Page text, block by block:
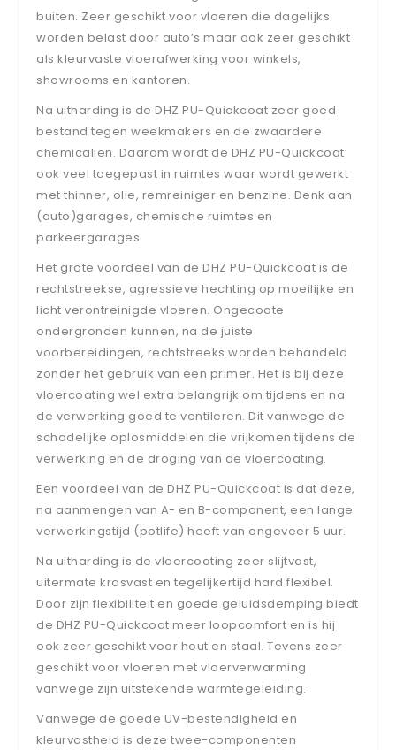
buiten. Zeer geschikt voor vloeren die dagelijks
worden belast door auto’s maar ook zeer geschikt
als kleurvaste vloerafwerking voor winkels,
showrooms en kantoren.
Na uitharding is de DHZ PU-Quickcoat zeer goed
bestand tegen weekmakers en de zwaardere
chemicaliën. Daarom wordt de DHZ PU-Quickcoat
ook veel toegepast in ruimtes waar wordt gewerkt
met thinner, olie, remreiniger en benzine. Denk aan
(auto)garages, chemische ruimtes en
parkeergarages.
Het grote voordeel van de DHZ PU-Quickcoat is de
rechtstreekse, agressieve hechting op moeilijke en
licht verontreinigde vloeren. Ongecoate
ondergronden kunnen, na de juiste
voorbereidingen, rechtstreeks worden behandeld
zonder het gebruik van een primer. Het is bij deze
vloercoating wel extra belangrijk om tijdens en na
de verwerking goed te ventileren. Dit vanwege de
schadelijke oplosmiddelen die vrijkomen tijdens de
verwerking en de droging van de vloercoating.
Een voordeel van de DHZ PU-Quickcoat is dat deze,
na aanmengen van A- en B-component, een lange
verwerkingstijd (potlife) heeft van ongeveer 5 uur.
Na uitharding is de vloercoating zeer slijtvast,
uitermate krasvast en tegelijkertijd hard flexibel.
Door zijn flexibiliteit en goede geluidsdemping biedt
de DHZ PU-Quickcoat meer loopcomfort en is hij
ook zeer geschikt voor hout en staal. Tevens zeer
geschikt voor vloeren met vloerverwarming
vanwege zijn uitstekende warmtegeleiding.
Vanwege de goede UV-bestendigheid en
kleurvastheid is deze twee-componenten